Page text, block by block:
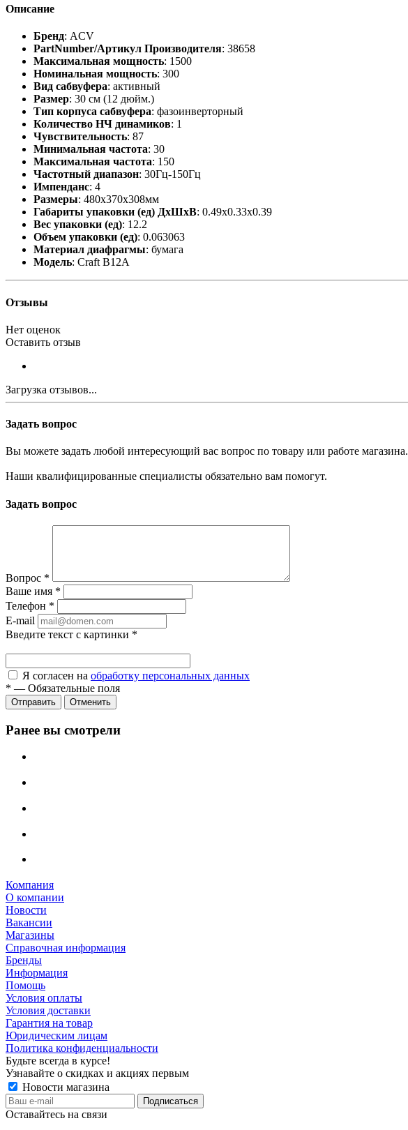
Описание
Бренд: ACV
PartNumber/Артикул Производителя: 38658
Максимальная мощность: 1500
Номинальная мощность: 300
Вид сабвуфера: активный
Размер: 30 см (12 дюйм.)
Тип корпуса сабвуфера: фазоинверторный
Количество НЧ динамиков: 1
Чувствительность: 87
Минимальная частота: 30
Максимальная частота: 150
Частотный диапазон: 30Гц-150Гц
Импенданс: 4
Размеры: 480x370x308мм
Габариты упаковки (ед) ДхШхВ: 0.49x0.33x0.39
Вес упаковки (ед): 12.2
Объем упаковки (ед): 0.063063
Материал диафрагмы: бумага
Модель: Craft B12A
Отзывы
Нет оценок
Оставить отзыв
Загрузка отзывов...
Задать вопрос
Вы можете задать любой интересующий вас вопрос по товару или работе магазина.
Наши квалифицированные специалисты обязательно вам помогут.
Задать вопрос
Вопрос *
Ваше имя *
Телефон *
E-mail
Введите текст с картинки *
Я согласен на обработку персональных данных
* — Обязательные поля
Отправить Отменить
Ранее вы смотрели
Компания
О компании
Новости
Вакансии
Магазины
Справочная информация
Бренды
Информация
Помощь
Условия оплаты
Условия доставки
Гарантия на товар
Юридическим лицам
Политика конфиденциальности
Будьте всегда в курсе!
Узнавайте о скидках и акциях первым
Новости магазина
Оставайтесь на связи